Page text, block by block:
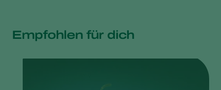
Empfohlen für dich